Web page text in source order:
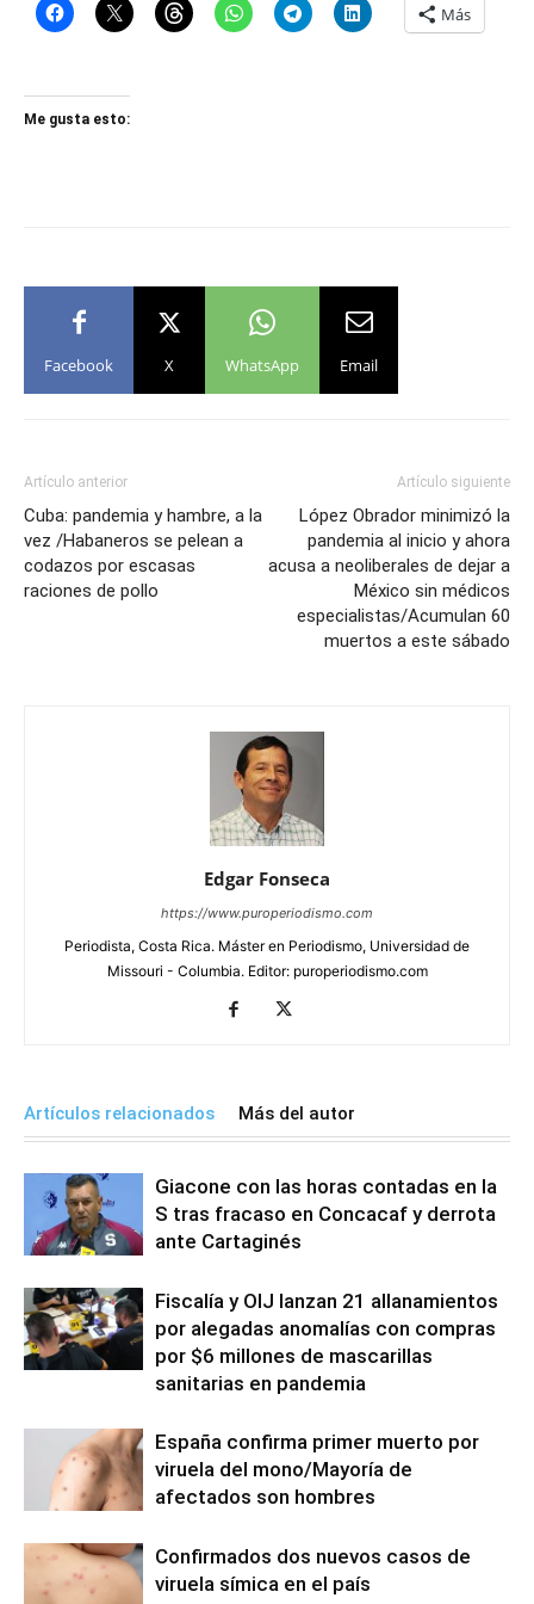
Más
Me gusta esto:
Facebook X WhatsApp Email
Artículo anterior
Cuba: pandemia y hambre, a la
vez /Habaneros se pelean a
codazos por escasas
raciones de pollo
Artículo siguiente
López Obrador minimizó la
pandemia al inicio y ahora
acusa a neoliberales de dejar a
México sin médicos
especialistas/Acumulan 60
muertos a este sábado
Edgar Fonseca
https://www.puroperiodismo.com
Periodista, Costa Rica. Máster en Periodismo, Universidad de
Missouri - Columbia. Editor: puroperiodismo.com
Artículos relacionados Más del autor
Giacone con las horas contadas en la
S tras fracaso en Concacaf y derrota
ante Cartaginés
Fiscalía y OIJ lanzan 21 allanamientos
por alegadas anomalías con compras
por $6 millones de mascarillas
sanitarias en pandemia
España confirma primer muerto por
viruela del mono/Mayoría de
afectados son hombres
Confirmados dos nuevos casos de
viruela símica en el país